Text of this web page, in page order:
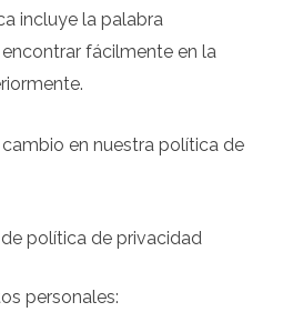
incluye la palabra
fácilmente en la
en nuestra política de
política de privacidad
personales: